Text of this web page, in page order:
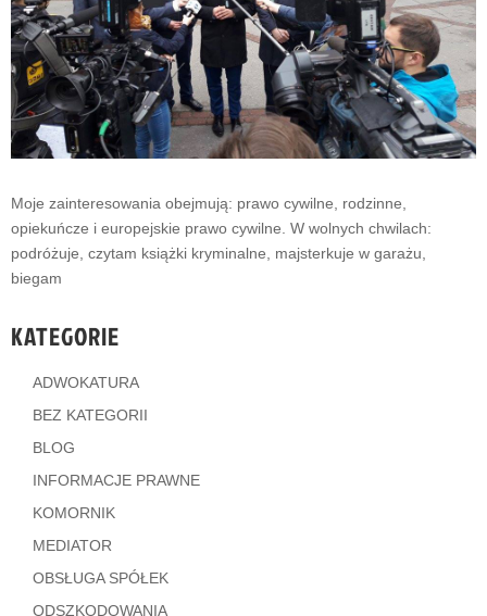
Moje zainteresowania obejmują: prawo cywilne, rodzinne,
opiekuńcze i europejskie prawo cywilne. W wolnych chwilach:
podróżuje, czytam książki kryminalne, majsterkuje w garażu,
biegam
KATEGORIE
ADWOKATURA
BEZ KATEGORII
BLOG
INFORMACJE PRAWNE
KOMORNIK
MEDIATOR
OBSŁUGA SPÓŁEK
ODSZKODOWANIA